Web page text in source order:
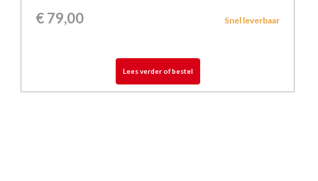
€ 79,00 Snel leverbaar
Lees verder of bestel